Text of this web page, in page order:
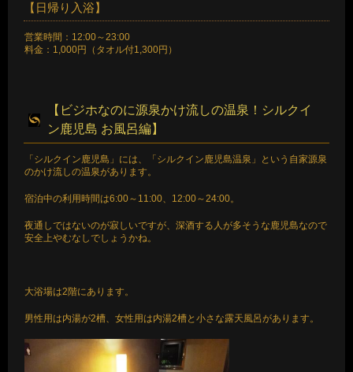
【日帰り入浴】
営業時間：12:00～23:00
料金：1,000円（タオル付1,300円）
【ビジホなのに源泉かけ流しの温泉！シルクイ
ン鹿児島 お風呂編】
「シルクイン鹿児島」には、「シルクイン鹿児島温泉」という自家源泉
のかけ流しの温泉があります。
宿泊中の利用時間は6:00～11:00、12:00～24:00。
夜通しではないのが寂しいですが、深酒する人が多そうな鹿児島なので
安全上やむなしでしょうかね。
大浴場は2階にあります。
男性用は内湯が2槽、女性用は内湯2槽と小さな露天風呂があります。